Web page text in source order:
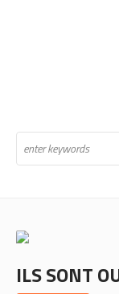
ILS SONT